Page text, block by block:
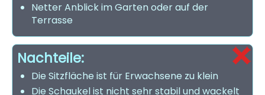
Netter Anblick im Garten oder auf der
Terrasse
Nachteile:
Die Sitzfläche ist für Erwachsene zu klein
Die Schaukel ist nicht sehr stabil und wackelt